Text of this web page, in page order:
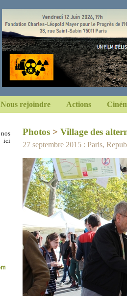
Nous rejoindre Actions
ici
Photos > Village des
27 septembre 2015 : Paris,